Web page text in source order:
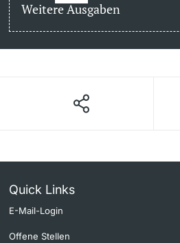
Weitere Ausgaben
Quick Links
E-Mail-Login
Offene Stellen